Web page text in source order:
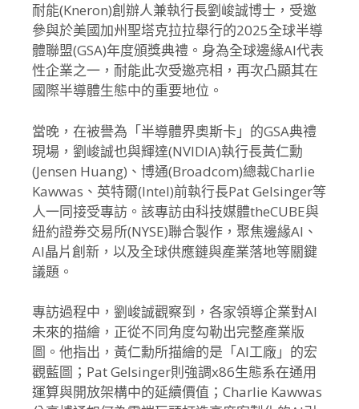
耐能(Kneron)創辦人兼執行長劉峻誠博士， 受邀
參與於美國加州聖塔克拉拉舉行的2025全球半導
體聯盟(GSA)年度頒獎典禮。身為全球邊緣AI代表
性企業之一， 耐能此次受邀亮相，再次凸顯其在
國際半導體生態中的重要地位。
當晚，在被譽為「半導體界奧斯卡」的GSA典禮
現場， 劉峻誠也與輝達(NVIDIA)執行長黃仁勳
(Jensen Huang)、博通(Broadcom)總裁Charlie
Kawwas、英特爾(Intel)前執行長Pat Gelsinger等
人一同接受專訪。 該專訪由科技媒體theCUBE與
紐約證券交易所(NYSE)聯合製作，聚焦邊緣AI、
AI晶片創新， 以及全球供應鏈與產業落地等關鍵
議題。
專訪過程中，劉峻誠觀察到，各家領導企業對AI
未來的描繪， 正從不同角度勾勒出完整產業版
圖。他指出，黃仁勳所描繪的是「AI工廠」的宏
觀藍圖；Pat Gelsinger則強調x86生態系在通用
運算與開放架構中的延續價值；Charlie Kawwas